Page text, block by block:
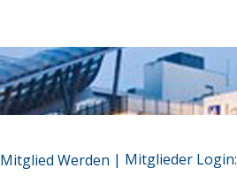
Mitglied Werden | Mitglieder Login: